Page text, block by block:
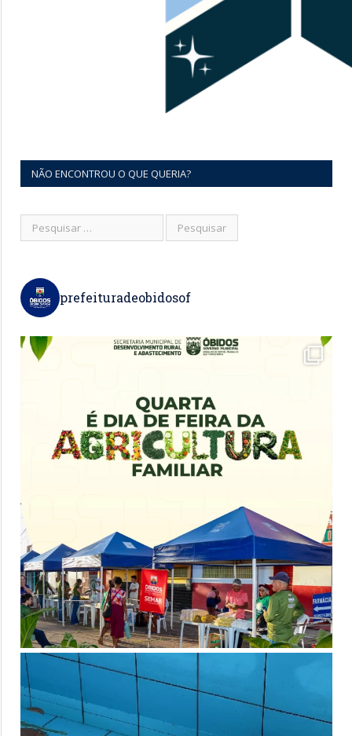
NÃO ENCONTROU O QUE QUERIA?
prefeituradeobidosof